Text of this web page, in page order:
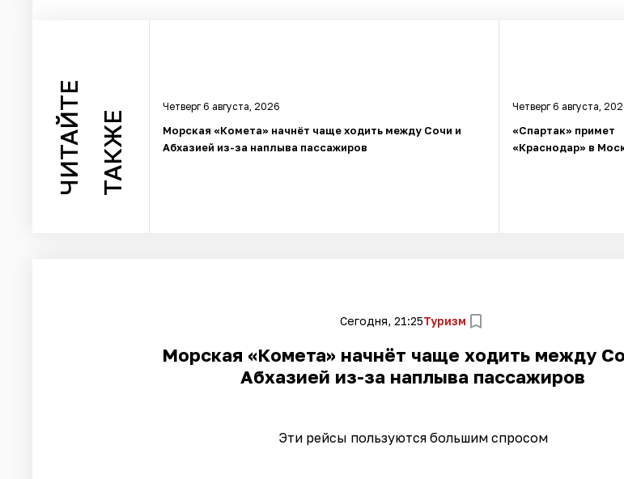
ЧИТАЙТЕ ТАКЖЕ
Четверг 6 августа, 2026
Морская «Комета» начнёт чаще ходить между Сочи и
Абхазией из-за наплыва пассажиров
Четверг 6 августа,
«Спартак» примет
«Краснодар» в
Сегодня, 21:25Туризм
Морская «Комета» начнёт чаще ходить между
Абхазией из-за наплыва пассажиров
Эти рейсы пользуются большим спросом